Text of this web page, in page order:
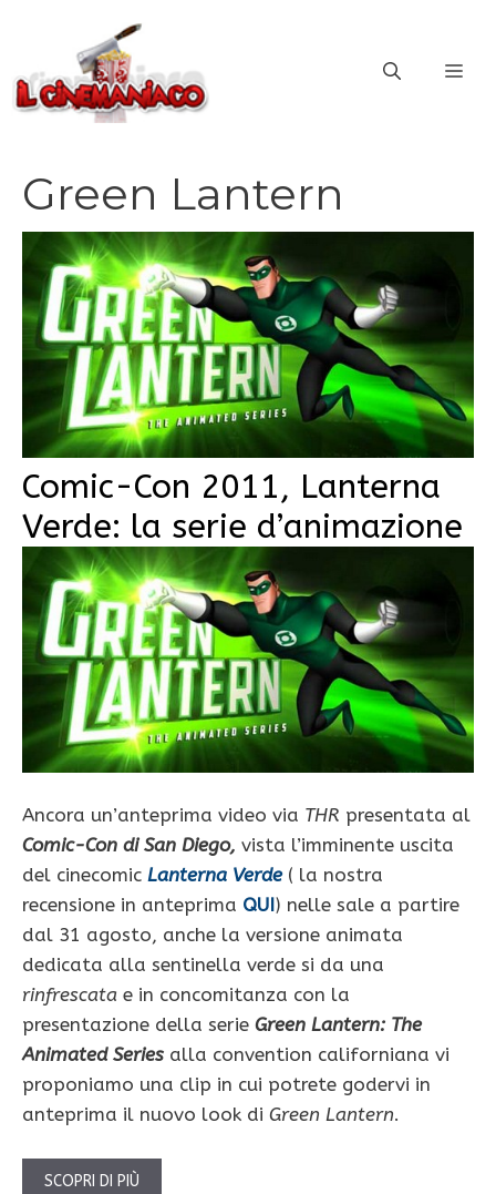
contenuto
Green Lantern
Comic-Con 2011, Lanterna
Verde: la serie d’animazione
Ancora un’anteprima video via THR presentata al
Comic-Con di San Diego, vista l’imminente uscita
del cinecomic Lanterna Verde( la nostra
recensione in anteprima QUI) nelle sale a partire
dal 31 agosto, anche la versione animata
dedicata alla sentinella verde si da una
rinfrescata e in concomitanza con la
presentazione della serie Green Lantern: The
Animated Series alla convention californiana vi
proponiamo una clip in cui potrete godervi in
anteprima il nuovo look di Green Lantern.
SCOPRI DI PIÙ